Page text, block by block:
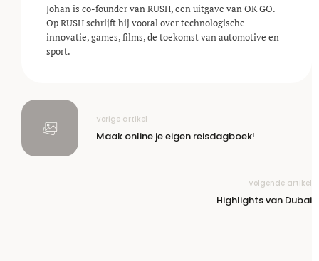
Johan is co-founder van RUSH, een uitgave van OK GO.
Op RUSH schrijft hij vooral over technologische
innovatie, games, films, de toekomst van automotive en
sport.
Vorige artikel
Maak online je eigen reisdagboek!
Volgende artikel
Highlights van Dubai